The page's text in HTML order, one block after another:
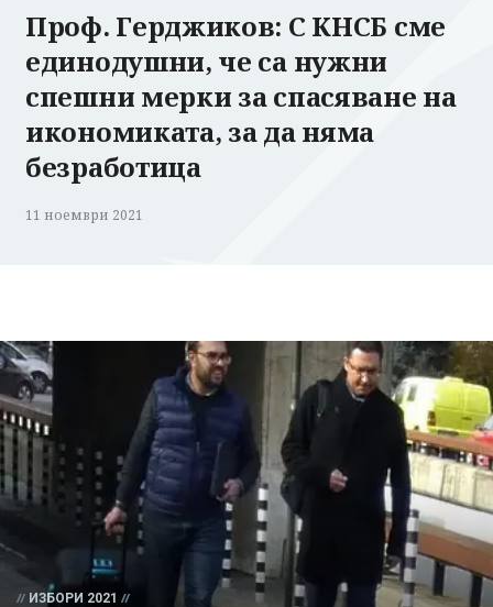
Проф. Герджиков: С КНСБ сме
единодушни, че са нужни
спешни мерки за спасяване на
икономиката, за да няма
безработица
11 ноември 2021
ИЗБОРИ 2021